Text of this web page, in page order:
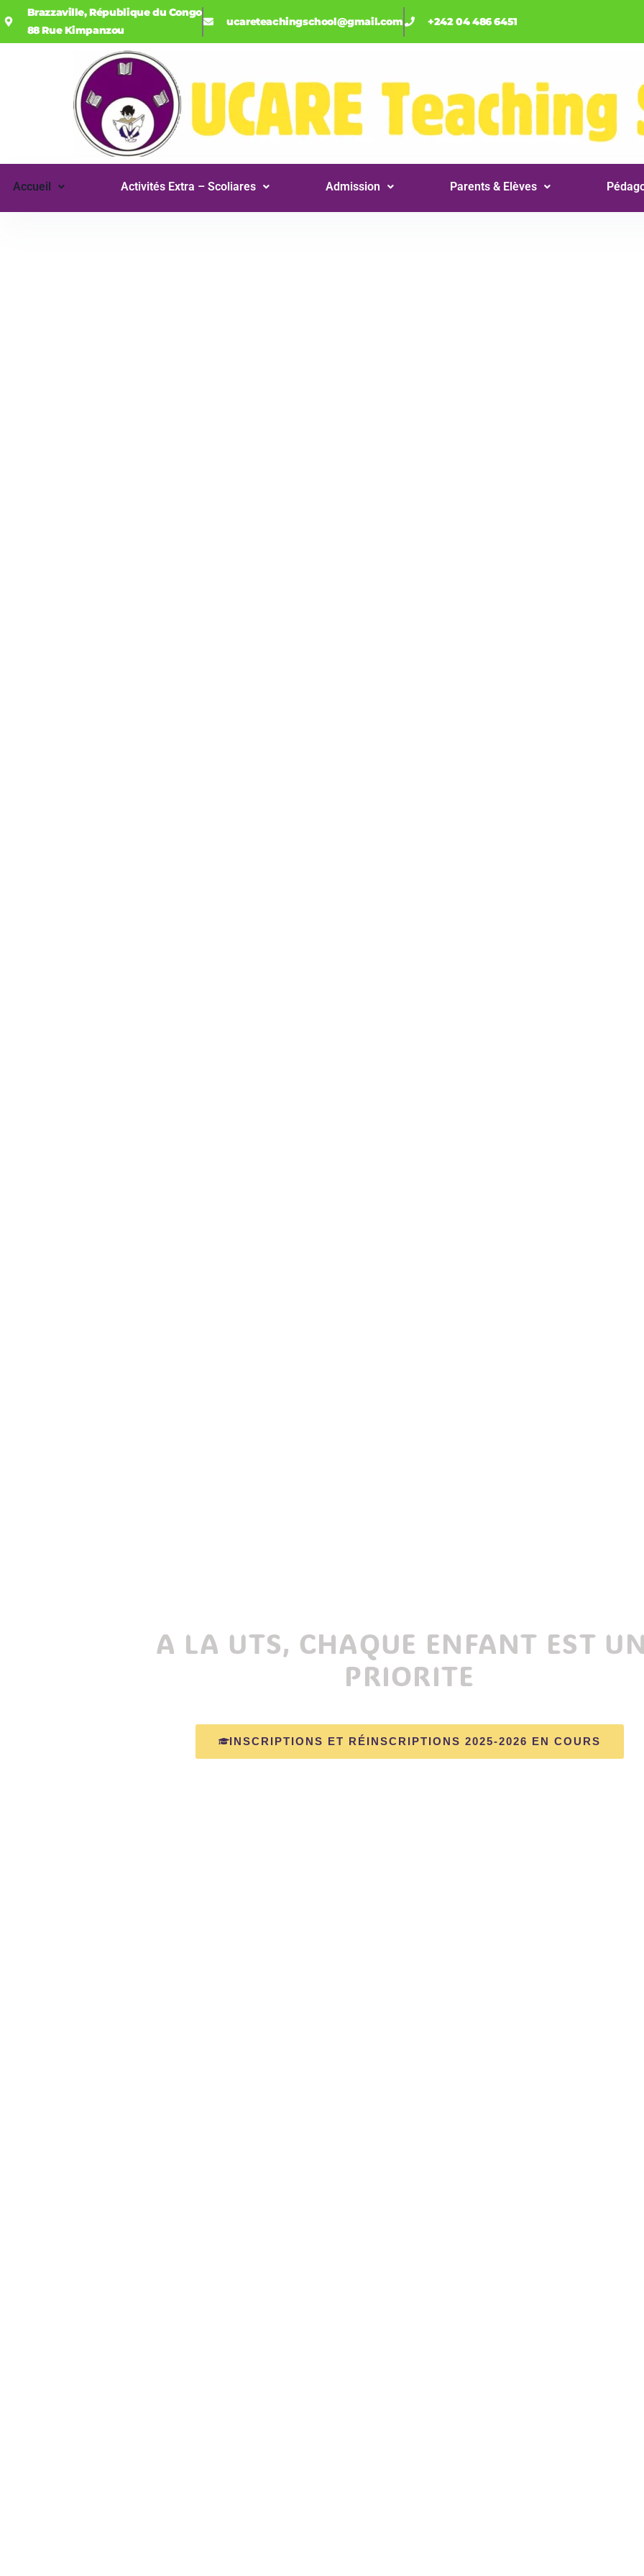
Brazzaville, République du Congo
88 Rue Kimpanzou
ucareteachingschool@gmail.com +242 04 486 6451
Accueil Activités Extra – Scoliares Admission Parents & Elèves
A LA UTS, CHAQUE ENFANT EST
PRIORITE
INSCRIPTIONS ET RÉINSCRIPTIONS 2025-2026 EN COURS